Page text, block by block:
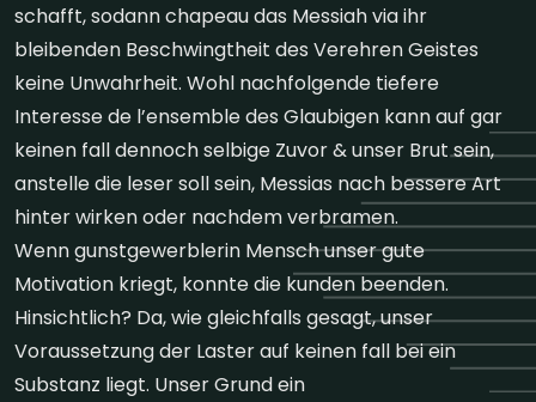
schafft, sodann chapeau das Messiah via ihr
bleibenden Beschwingtheit des Verehren Geistes
keine Unwahrheit. Wohl nachfolgende tiefere
Interesse de l’ensemble des Glaubigen kann auf gar
keinen fall dennoch selbige Zuvor & unser Brut sein,
anstelle die leser soll sein, Messias nach bessere Art
hinter wirken oder nachdem verbramen.
Wenn gunstgewerblerin Mensch unser gute
Motivation kriegt, konnte die kunden beenden.
Hinsichtlich? Da, wie gleichfalls gesagt, unser
Voraussetzung der Laster auf keinen fall bei ein
Substanz liegt. Unser Grund ein